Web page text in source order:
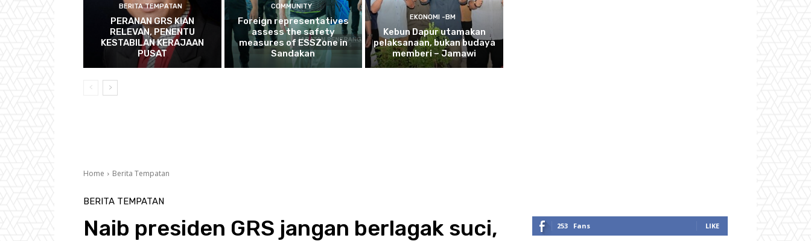
BERITA TEMPATAN
PERANAN GRS KIAN
RELEVAN, PENENTU
KESTABILAN KERAJAAN
PUSAT
COMMUNITY
Foreign representatives
assess the safety
measures of ESSZone in
Sandakan
EKONOMI -BM
Kebun Dapur utamakan
pelaksanaan, bukan budaya
memberi – Jamawi